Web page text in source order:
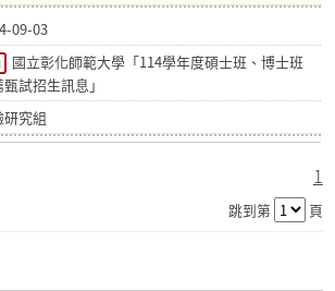
09-03
國立彰化師範大學「114學年度碩士班、博士班
試招生訊息」
研究組
1
跳到第 頁